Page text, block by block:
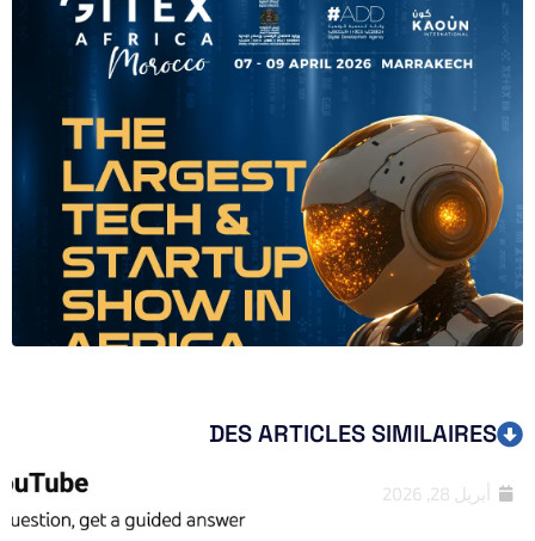
DES ARTICLES SIMILAIRES
أبريل 28, 2026